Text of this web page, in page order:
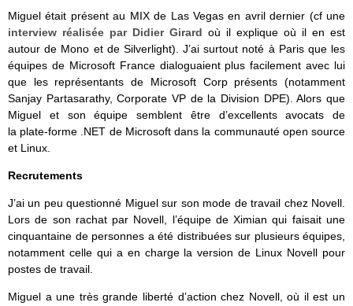
Miguel était présent au MIX de Las Vegas en avril dernier (cf une
interview réalisée par Didier Girard où il explique où il en est
autour de Mono et de Silverlight). J’ai surtout noté à Paris que les
équipes de Microsoft France dialoguaient plus facilement avec lui
que les représentants de Microsoft Corp présents (notamment
Sanjay Partasarathy, Corporate VP de la Division DPE). Alors que
Miguel et son équipe semblent être d’excellents avocats de
la plate-forme .NET de Microsoft dans la communauté open source
et Linux.
Recrutements
J’ai un peu questionné Miguel sur son mode de travail chez Novell.
Lors de son rachat par Novell, l’équipe de Ximian qui faisait une
cinquantaine de personnes a été distribuées sur plusieurs équipes,
notamment celle qui a en charge la version de Linux Novell pour
postes de travail.
Miguel a une très grande liberté d’action chez Novell, où il est un